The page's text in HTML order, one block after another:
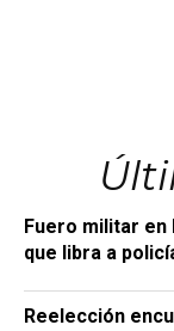
Fuero militar en
que libra a
Reelección